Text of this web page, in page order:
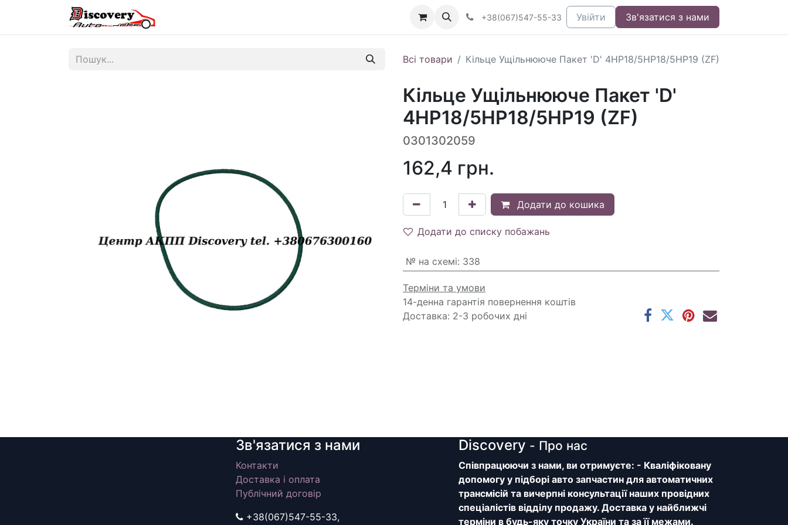
+38(067)547-55-33 Увійти Зв'язатися з нами
Всі товари Кільце Ущільнююче Пакет 'D' 4HP18/5HP18/5HP19 (ZF)
Кільце Ущільнююче Пакет 'D'
4HP18/5HP18/5HP19 (ZF)
0301302059
162,4 грн.
Додати до кошика
Додати до списку побажань
№ на схемі: 338
Терміни та умови
14-денна гарантія повернення коштів
Доставка: 2-3 робочих дні
Зв'язатися з нами
Контакти
Доставка і оплата
Публічний договір
+38(067)547-55-33,
Discovery - Про нас
Співпрацюючи з нами, ви отримуєте: - Кваліфіковану
допомогу у підборі авто запчастин для автоматичних
трансмісій та вичерпні консультації наших провідних
спеціалістів відділу продажу. Доставка у найближчі
терміни в будь-яку точку України та за її межами.